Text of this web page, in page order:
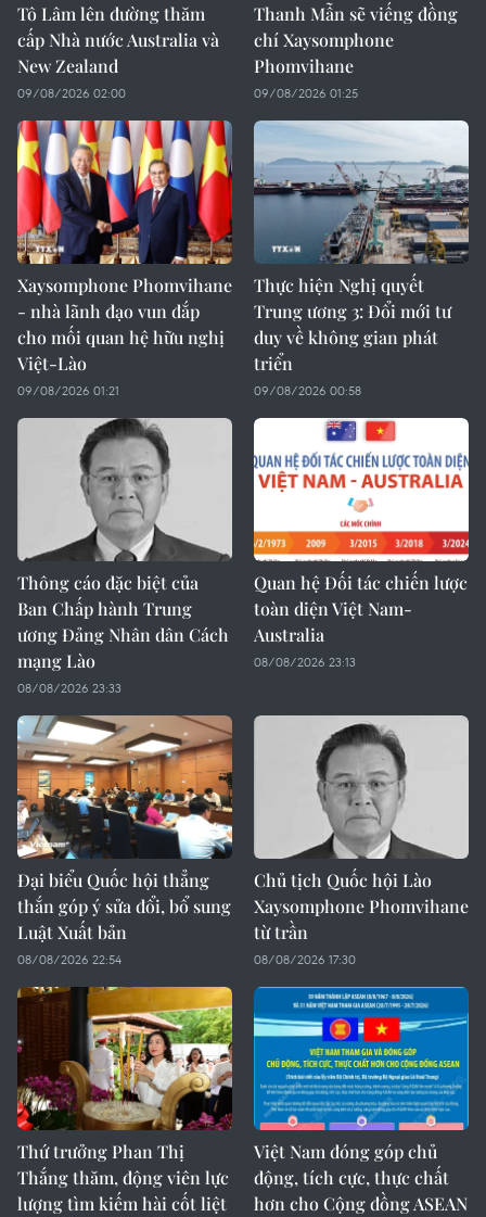
Tô Lâm lên đường thăm
cấp Nhà nước Australia và
New Zealand
09/08/2026 02:00
Thanh Mẫn sẽ viếng đồng
chí Xaysomphone
Phomvihane
09/08/2026 01:25
Xaysomphone Phomvihane
- nhà lãnh đạo vun đắp
cho mối quan hệ hữu nghị
Việt-Lào
09/08/2026 01:21
Thực hiện Nghị quyết
Trung ương 3: Đổi mới tư
duy về không gian phát
triển
09/08/2026 00:58
Thông cáo đặc biệt của
Ban Chấp hành Trung
ương Đảng Nhân dân Cách
mạng Lào
08/08/2026 23:33
Quan hệ Đối tác chiến lược
toàn diện Việt Nam-
Australia
08/08/2026 23:13
Đại biểu Quốc hội thẳng
thắn góp ý sửa đổi, bổ sung
Luật Xuất bản
08/08/2026 22:54
Chủ tịch Quốc hội Lào
Xaysomphone Phomvihane
từ trần
08/08/2026 17:30
Thứ trưởng Phan Thị
Thắng thăm, động viên lực
lượng tìm kiếm hài cốt liệt
Việt Nam đóng góp chủ
động, tích cực, thực chất
hơn cho Cộng đồng ASEAN